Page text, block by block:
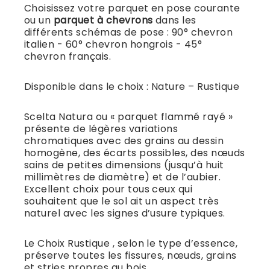
Choisissez votre parquet en pose courante
ou un parquet à chevrons dans les
différents schémas de pose : 90° chevron
italien - 60° chevron hongrois - 45°
chevron français.
Disponible dans le choix : Nature – Rustique
Scelta Natura ou « parquet flammé rayé »
présente de légères variations
chromatiques avec des grains au dessin
homogène, des écarts possibles, des nœuds
sains de petites dimensions (jusqu’à huit
millimètres de diamètre) et de l’aubier.
Excellent choix pour tous ceux qui
souhaitent que le sol ait un aspect très
naturel avec les signes d’usure typiques.
Le Choix Rustique , selon le type d’essence,
préserve toutes les fissures, nœuds, grains